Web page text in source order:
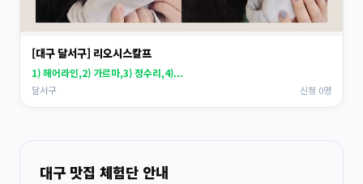
[대구 달서구] 리오시스칼프
1) 헤어라인,2) 가르마,3) 정수리,4)...
달서구 신청 0명
대구 맛집 체험단 안내